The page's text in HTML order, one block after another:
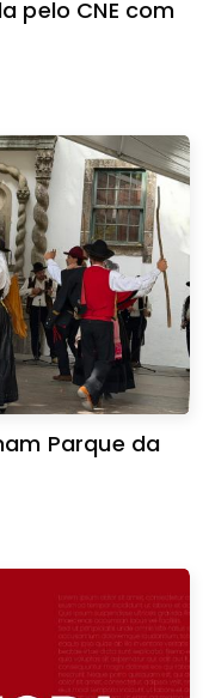
CNE com
Parque da